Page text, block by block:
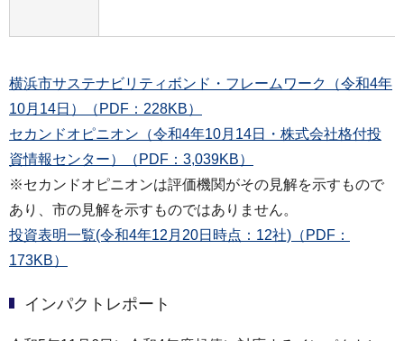
横浜市サステナビリティボンド・フレームワーク（令和4年
10月14日）（PDF：228KB）
セカンドオピニオン（令和4年10月14日・株式会社格付投
資情報センター）（PDF：3,039KB）
※セカンドオピニオンは評価機関がその見解を示すもので
あり、市の見解を示すものではありません。
投資表明一覧(令和4年12月20日時点：12社)（PDF：
173KB）
インパクトレポート